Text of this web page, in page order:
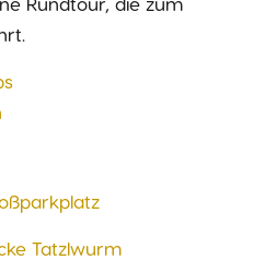
Tatzlwurm